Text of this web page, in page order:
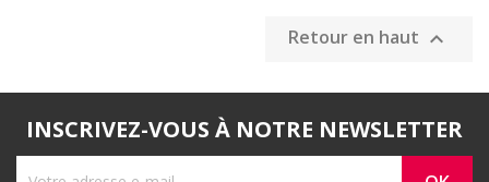
Retour en haut 
INSCRIVEZ-VOUS À NOTRE NEWSLETTER